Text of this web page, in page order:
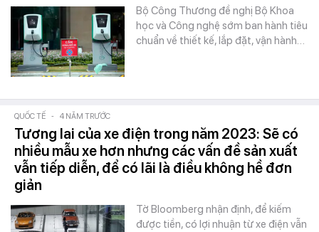
Bộ Công Thương đề nghị Bộ Khoa
học và Công nghệ sớm ban hành tiêu
chuẩn về thiết kế, lắp đặt, vận hành…
QUỐC TẾ - 4 NĂM TRƯỚC
Tương lai của xe điện trong năm 2023: Sẽ có
nhiều mẫu xe hơn nhưng các vấn đề sản xuất
vẫn tiếp diễn, để có lãi là điều không hề đơn
giản
Tờ Bloomberg nhận định, để kiếm
được tiền, có lợi nhuận từ xe điện vẫn